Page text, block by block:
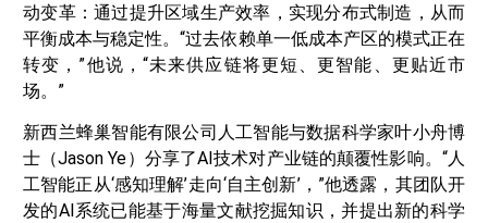
动变革：通过提升区域生产效率，实现分布式制造，从而
平衡成本与稳定性。“过去依赖单一低成本产区的模式正在
转变，”他说，“未来供应链将更短、更智能、更贴近市
场。”
新西兰蜂巢智能有限公司人工智能与数据科学家叶小舟博
士（Jason Ye）分享了AI技术对产业链的颠覆性影响。“人
工智能正从‘感知理解’走向‘自主创新’，”他透露，其团队开
发的AI系统已能基于海量文献挖掘知识，并提出新的科学